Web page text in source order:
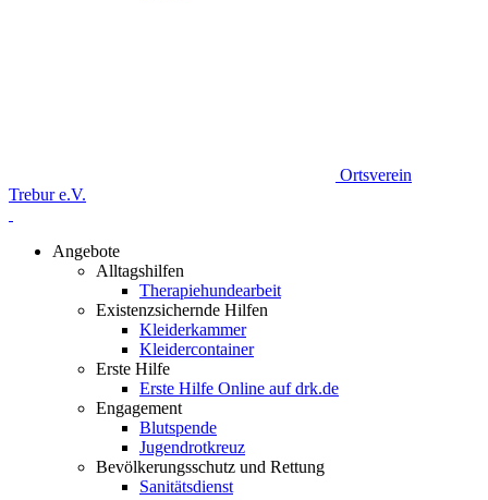
Ortsverein
Trebur e.V.
Angebote
Alltagshilfen
Therapiehundearbeit
Existenzsichernde Hilfen
Kleiderkammer
Kleidercontainer
Erste Hilfe
Erste Hilfe Online auf drk.de
Engagement
Blutspende
Jugendrotkreuz
Bevölkerungsschutz und Rettung
Sanitätsdienst